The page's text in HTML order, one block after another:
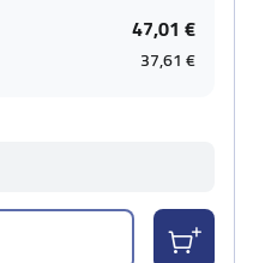
47,01 €
37,61 €